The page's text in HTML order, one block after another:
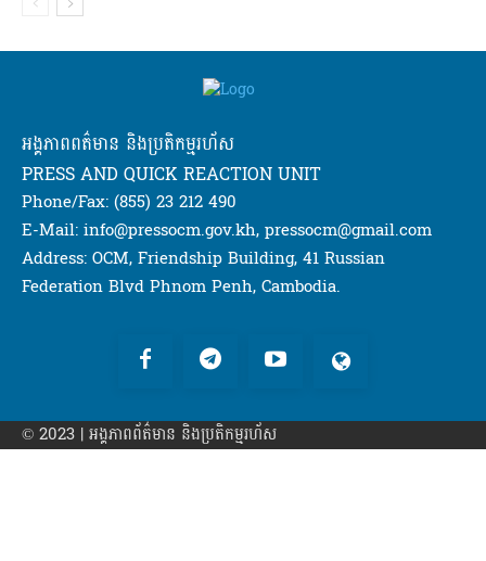
អង្គភាពពត៌មាន និងប្រតិកម្មរហ័ស
PRESS AND QUICK REACTION UNIT
Phone/Fax: (855) 23 212 490
E-Mail: info@pressocm.gov.kh, pressocm@gmail.com
Address: OCM, Friendship Building, 41 Russian
Federation Blvd Phnom Penh, Cambodia.
© 2023 | អង្គភាព​ព័ត៌មាន​ និងប្រតិកម្មរហ័ស